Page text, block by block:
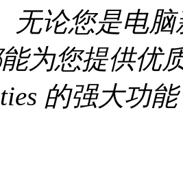
无论您是电
为您提供优
的强大功